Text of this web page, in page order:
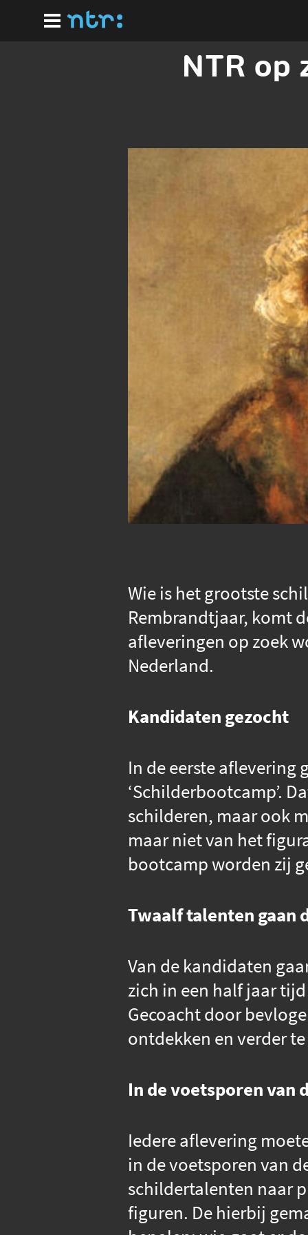
hoofdinhoud
NTR
Wie is het grootste
Rembrandtjaar, komt
afleveringen op zoek
Nederland.
Kandidaten gezocht
In de eerste
‘Schilderbootcamp’.
schilderen, maar ook
maar niet van het
bootcamp worden zij
Twaalf talenten gaan
Van de kandidaten
zich in een half jaar
Gecoacht door
ontdekken en verder
In de voetsporen van
Iedere aflevering
in de voetsporen van
schildertalenten naar
figuren. De hierbij